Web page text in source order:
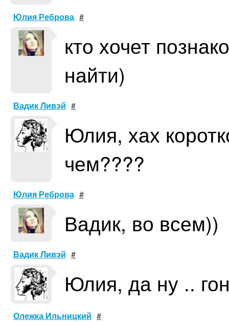
Юлия Реброва #
кто хочет
найти)
Вадик Ливэй #
Юлия, хах
чем????
Юлия Реброва #
Вадик, во всем))
Вадик Ливэй #
Юлия, да ну ..
Олежка Ильницкий #